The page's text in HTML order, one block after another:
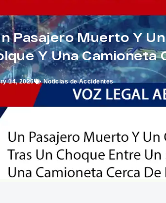
Pasajero Muerto Y
Y Una Camioneta
14, 2026 Noticias de Accidentes